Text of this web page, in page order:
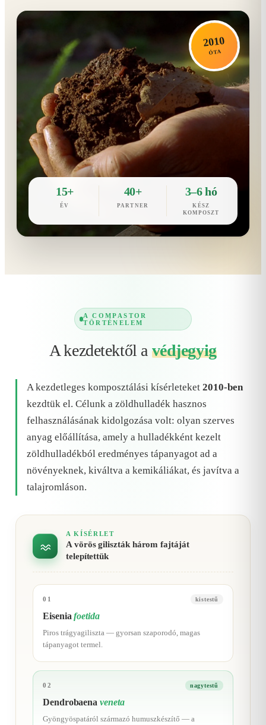
2010
ÓTA
15+
ÉV
40+
PARTNER
3–6 hó
KÉSZ
KOMPOSZT
A COMPASTOR
TÖRTÉNELEM
A kezdetektől a védjegyig
A kezdetleges komposztálási kísérleteket 2010-ben
kezdtük el. Célunk a zöldhulladék hasznos
felhasználásának kidolgozása volt: olyan szerves
anyag előállítása, amely a hulladékként kezelt
zöldhulladékból eredményes tápanyagot ad a
növényeknek, kiváltva a kemikáliákat, és javítva a
talajromláson.
A KÍSÉRLET
A vörös giliszták három fajtáját
telepítettük
01 kistestű
Eiseniafoetida
Piros trágyagiliszta — gyorsan szaporodó, magas
tápanyagot termel.
02 nagytestű
Dendrobaenaveneta
Gyöngyöspatáról származó humuszkészítő — a